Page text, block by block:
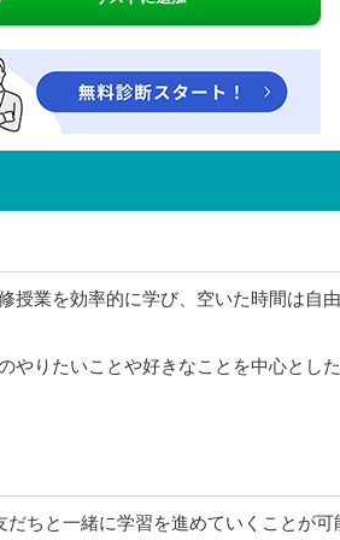
授業を効率的に学び、空いた時間は自由
やりたいことや好きなことを中心とした
ちと一緒に学習を進めていくことが可